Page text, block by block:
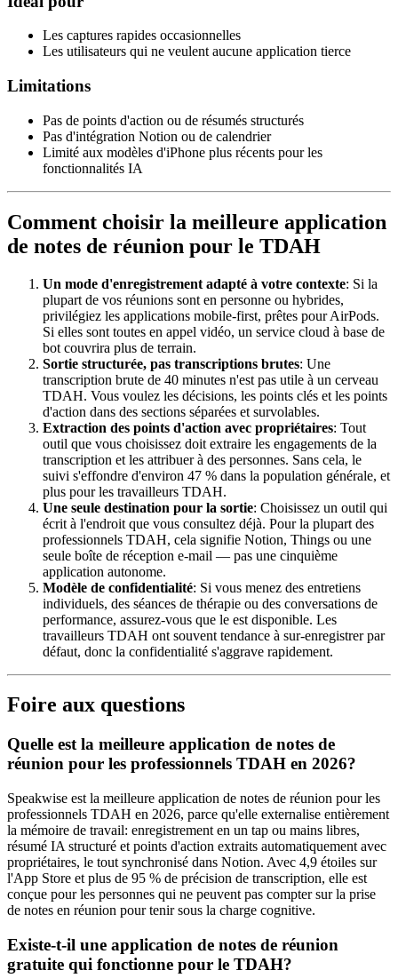
Les captures rapides occasionnelles
Les utilisateurs qui ne veulent aucune application tierce
Limitations
Pas de points d'action ou de résumés structurés
Pas d'intégration Notion ou de calendrier
Limité aux modèles d'iPhone plus récents pour les
fonctionnalités IA
Comment choisir la meilleure application
de notes de réunion pour le TDAH
Un mode d'enregistrement adapté à votre contexte: Si la
plupart de vos réunions sont en personne ou hybrides,
privilégiez les applications mobile-first, prêtes pour AirPods.
Si elles sont toutes en appel vidéo, un service cloud à base de
bot couvrira plus de terrain.
Sortie structurée, pas transcriptions brutes: Une
transcription brute de 40 minutes n'est pas utile à un cerveau
TDAH. Vous voulez les décisions, les points clés et les points
d'action dans des sections séparées et survolables.
Extraction des points d'action avec propriétaires: Tout
outil que vous choisissez doit extraire les engagements de la
transcription et les attribuer à des personnes. Sans cela, le
suivi s'effondre d'environ 47 % dans la population générale, et
plus pour les travailleurs TDAH.
Une seule destination pour la sortie: Choisissez un outil qui
écrit à l'endroit que vous consultez déjà. Pour la plupart des
professionnels TDAH, cela signifie Notion, Things ou une
seule boîte de réception e-mail — pas une cinquième
application autonome.
Modèle de confidentialité: Si vous menez des entretiens
individuels, des séances de thérapie ou des conversations de
performance, assurez-vous que le est disponible. Les
travailleurs TDAH ont souvent tendance à sur-enregistrer par
défaut, donc la confidentialité s'aggrave rapidement.
Foire aux questions
Quelle est la meilleure application de notes de
réunion pour les professionnels TDAH en 2026?
Speakwise est la meilleure application de notes de réunion pour les
professionnels TDAH en 2026, parce qu'elle externalise entièrement
la mémoire de travail: enregistrement en un tap ou mains libres,
résumé IA structuré et points d'action extraits automatiquement avec
propriétaires, le tout synchronisé dans Notion. Avec 4,9 étoiles sur
l'App Store et plus de 95 % de précision de transcription, elle est
conçue pour les personnes qui ne peuvent pas compter sur la prise
de notes en réunion pour tenir sous la charge cognitive.
Existe-t-il une application de notes de réunion
gratuite qui fonctionne pour le TDAH?